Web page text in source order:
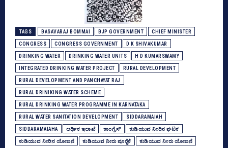
TAGS BASAVARAJ BOMMAI BJP GOVERNMENT CHIEF MINISTER
CONGRESS CONGRESS GOVERNMENT D K SHIVAKUMAR
DRINKING WATER DRINKING WATER UNITS H D KUMARSWAMY
INTEGRATED DRINKING WATER PROJECT RURAL DEVELOPMENT
RURAL DEVELOPMENT AND PANCHAYAT RAJ
RURAL DRINIKING WATER SCHEME
RURAL DRINKING WATER PROGRAMME IN KARNATAKA
RURAL WATER SANITATION DEVELOPMENT SIDDARAMAIAH
SIDDARAMAIAHA ಆರ್ಥಿಕ ಇಲಾಖೆ ಕಾಂಗ್ರೆಸ್‌ ಕುಡಿಯುವ ನೀರಿನ ಘಟಕ
ಕುಡಿಯುವ ನೀರಿನ ಯೋಜನೆ ಕುಡಿಯುವ ನೀರು ಪೂರೈಕೆ ಕುಡಿಯುವ ನೀರು ಯೋಜನೆ